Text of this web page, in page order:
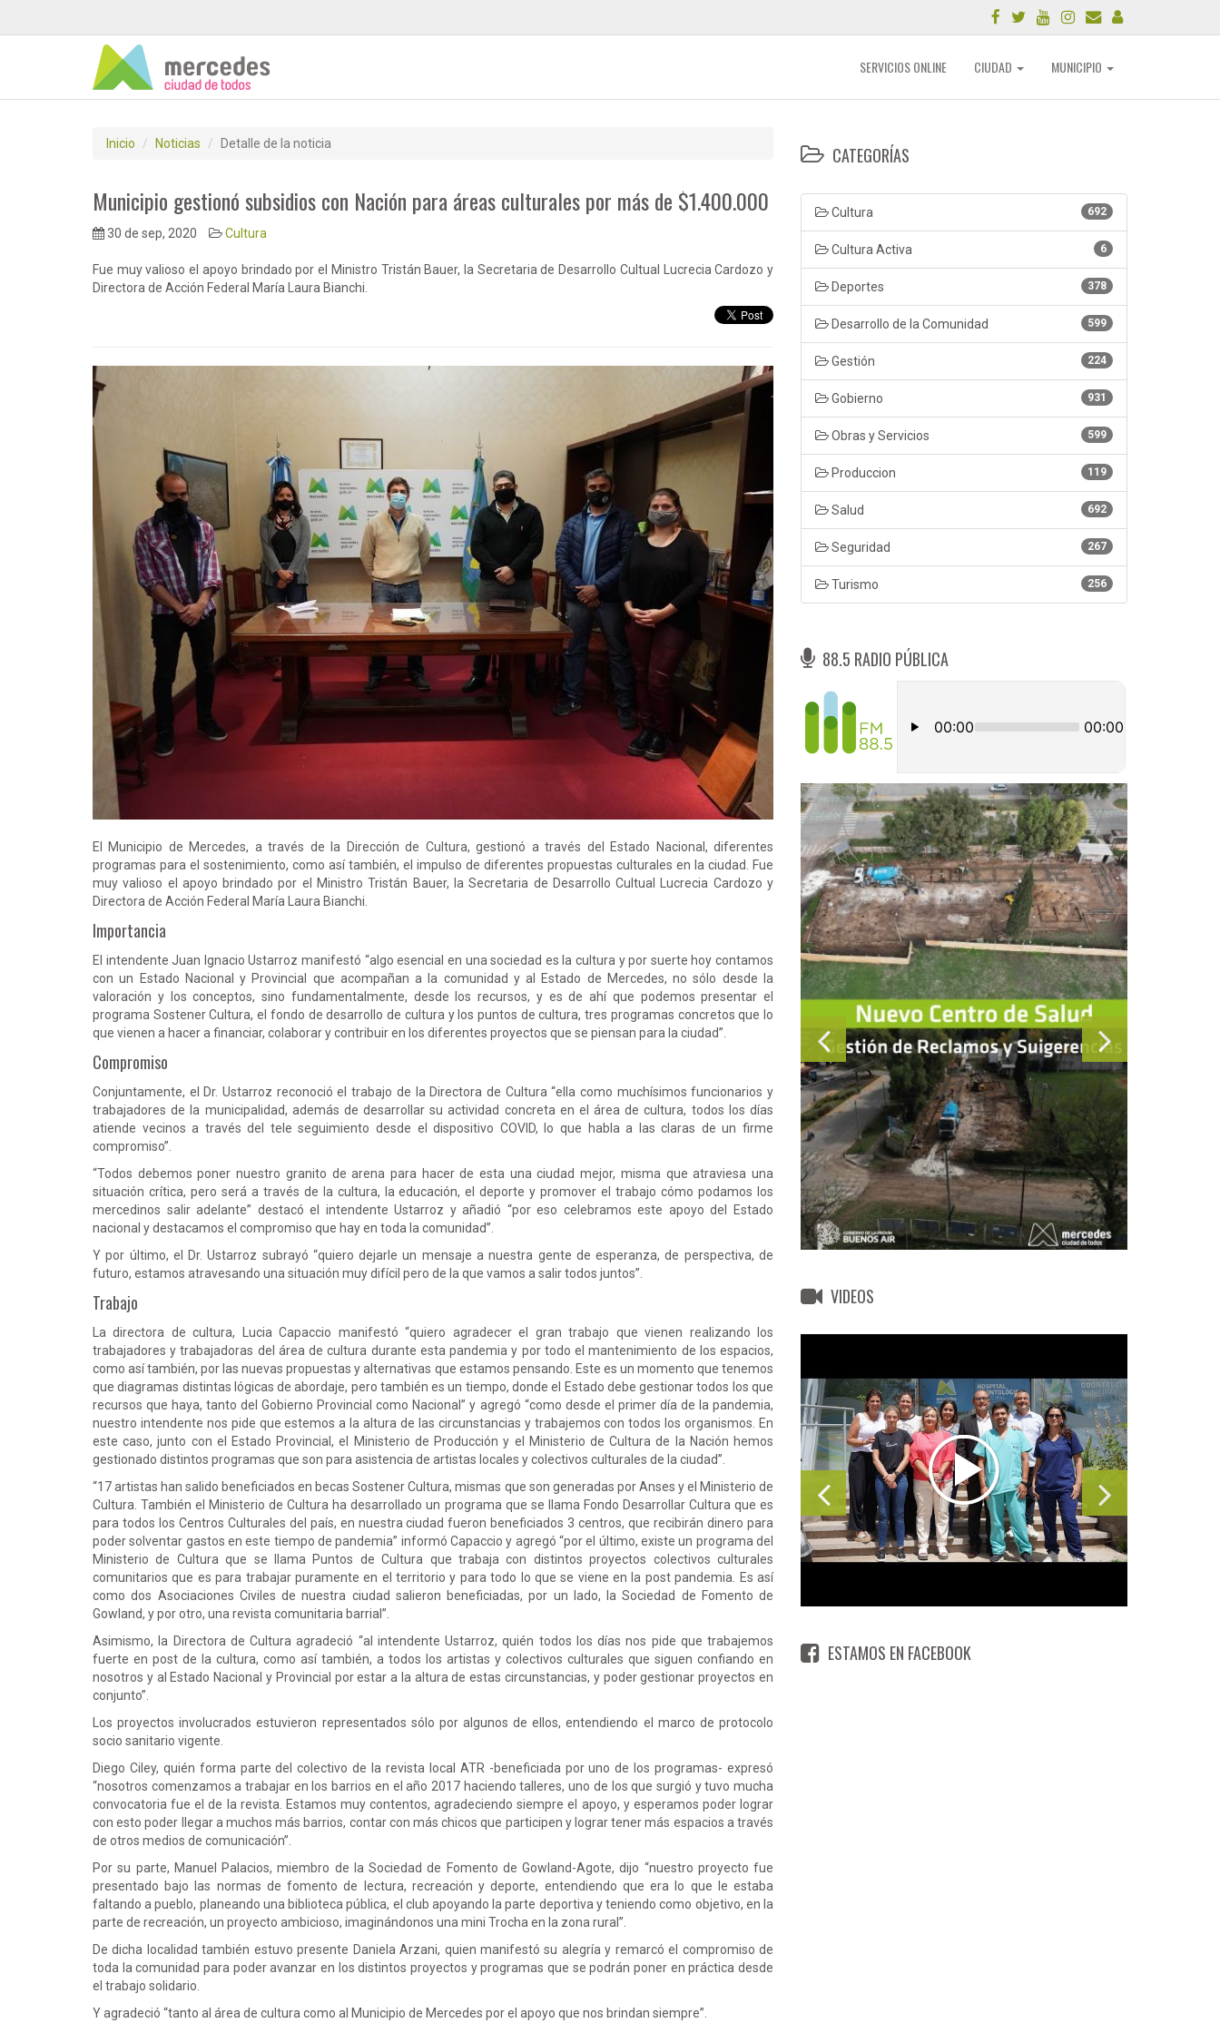
SERVICIOS ONLINE CIUDAD MUNICIPIO
Inicio Noticias Detalle de la noticia
Municipio gestionó subsidios con Nación para áreas culturales por más de $1.400.000
30 de sep, 2020 Cultura
Fue muy valioso el apoyo brindado por el Ministro Tristán Bauer, la Secretaria de Desarrollo Cultual Lucrecia Cardozo y
Directora de Acción Federal María Laura Bianchi.
El Municipio de Mercedes, a través de la Dirección de Cultura, gestionó a través del Estado Nacional, diferentes
programas para el sostenimiento, como así también, el impulso de diferentes propuestas culturales en la ciudad. Fue
muy valioso el apoyo brindado por el Ministro Tristán Bauer, la Secretaria de Desarrollo Cultual Lucrecia Cardozo y
Directora de Acción Federal María Laura Bianchi.
Importancia
El intendente Juan Ignacio Ustarroz manifestó “algo esencial en una sociedad es la cultura y por suerte hoy contamos
con un Estado Nacional y Provincial que acompañan a la comunidad y al Estado de Mercedes, no sólo desde la
valoración y los conceptos, sino fundamentalmente, desde los recursos, y es de ahí que podemos presentar el
programa Sostener Cultura, el fondo de desarrollo de cultura y los puntos de cultura, tres programas concretos que lo
que vienen a hacer a financiar, colaborar y contribuir en los diferentes proyectos que se piensan para la ciudad”.
Compromiso
Conjuntamente, el Dr. Ustarroz reconoció el trabajo de la Directora de Cultura “ella como muchísimos funcionarios y
trabajadores de la municipalidad, además de desarrollar su actividad concreta en el área de cultura, todos los días
atiende vecinos a través del tele seguimiento desde el dispositivo COVID, lo que habla a las claras de un firme
compromiso”.
“Todos debemos poner nuestro granito de arena para hacer de esta una ciudad mejor, misma que atraviesa una
situación crítica, pero será a través de la cultura, la educación, el deporte y promover el trabajo cómo podamos los
mercedinos salir adelante” destacó el intendente Ustarroz y añadió “por eso celebramos este apoyo del Estado
nacional y destacamos el compromiso que hay en toda la comunidad”.
Y por último, el Dr. Ustarroz subrayó “quiero dejarle un mensaje a nuestra gente de esperanza, de perspectiva, de
futuro, estamos atravesando una situación muy difícil pero de la que vamos a salir todos juntos”.
Trabajo
La directora de cultura, Lucia Capaccio manifestó “quiero agradecer el gran trabajo que vienen realizando los
trabajadores y trabajadoras del área de cultura durante esta pandemia y por todo el mantenimiento de los espacios,
como así también, por las nuevas propuestas y alternativas que estamos pensando. Este es un momento que tenemos
que diagramas distintas lógicas de abordaje, pero también es un tiempo, donde el Estado debe gestionar todos los que
recursos que haya, tanto del Gobierno Provincial como Nacional” y agregó “como desde el primer día de la pandemia,
nuestro intendente nos pide que estemos a la altura de las circunstancias y trabajemos con todos los organismos. En
este caso, junto con el Estado Provincial, el Ministerio de Producción y el Ministerio de Cultura de la Nación hemos
gestionado distintos programas que son para asistencia de artistas locales y colectivos culturales de la ciudad”.
“17 artistas han salido beneficiados en becas Sostener Cultura, mismas que son generadas por Anses y el Ministerio de
Cultura. También el Ministerio de Cultura ha desarrollado un programa que se llama Fondo Desarrollar Cultura que es
para todos los Centros Culturales del país, en nuestra ciudad fueron beneficiados 3 centros, que recibirán dinero para
poder solventar gastos en este tiempo de pandemia” informó Capaccio y agregó “por el último, existe un programa del
Ministerio de Cultura que se llama Puntos de Cultura que trabaja con distintos proyectos colectivos culturales
comunitarios que es para trabajar puramente en el territorio y para todo lo que se viene en la post pandemia. Es así
como dos Asociaciones Civiles de nuestra ciudad salieron beneficiadas, por un lado, la Sociedad de Fomento de
Gowland, y por otro, una revista comunitaria barrial”.
Asimismo, la Directora de Cultura agradeció “al intendente Ustarroz, quién todos los días nos pide que trabajemos
fuerte en post de la cultura, como así también, a todos los artistas y colectivos culturales que siguen confiando en
nosotros y al Estado Nacional y Provincial por estar a la altura de estas circunstancias, y poder gestionar proyectos en
conjunto”.
Los proyectos involucrados estuvieron representados sólo por algunos de ellos, entendiendo el marco de protocolo
socio sanitario vigente.
Diego Ciley, quién forma parte del colectivo de la revista local ATR -beneficiada por uno de los programas- expresó
“nosotros comenzamos a trabajar en los barrios en el año 2017 haciendo talleres, uno de los que surgió y tuvo mucha
convocatoria fue el de la revista. Estamos muy contentos, agradeciendo siempre el apoyo, y esperamos poder lograr
con esto poder llegar a muchos más barrios, contar con más chicos que participen y lograr tener más espacios a través
de otros medios de comunicación”.
Por su parte, Manuel Palacios, miembro de la Sociedad de Fomento de Gowland-Agote, dijo “nuestro proyecto fue
presentado bajo las normas de fomento de lectura, recreación y deporte, entendiendo que era lo que le estaba
faltando a pueblo, planeando una biblioteca pública, el club apoyando la parte deportiva y teniendo como objetivo, en la
parte de recreación, un proyecto ambicioso, imaginándonos una mini Trocha en la zona rural”.
De dicha localidad también estuvo presente Daniela Arzani, quien manifestó su alegría y remarcó el compromiso de
toda la comunidad para poder avanzar en los distintos proyectos y programas que se podrán poner en práctica desde
el trabajo solidario.
Y agradeció “tanto al área de cultura como al Municipio de Mercedes por el apoyo que nos brindan siempre”.
CATEGORÍAS
692
Cultura
6
Cultura Activa
378
Deportes
599
Desarrollo de la Comunidad
224
Gestión
931
Gobierno
599
Obras y Servicios
119
Produccion
692
Salud
267
Seguridad
256
Turismo
88.5 RADIO PÚBLICA
VIDEOS
ESTAMOS EN FACEBOOK